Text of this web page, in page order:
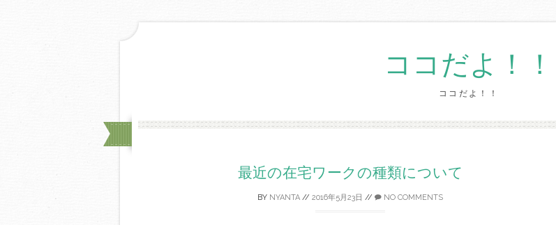
ココだよ！！
ココだよ！！
Skip
最近の在宅ワークの種類について
BY NYANTA // 2016年5月23日 // NO COMMENTS